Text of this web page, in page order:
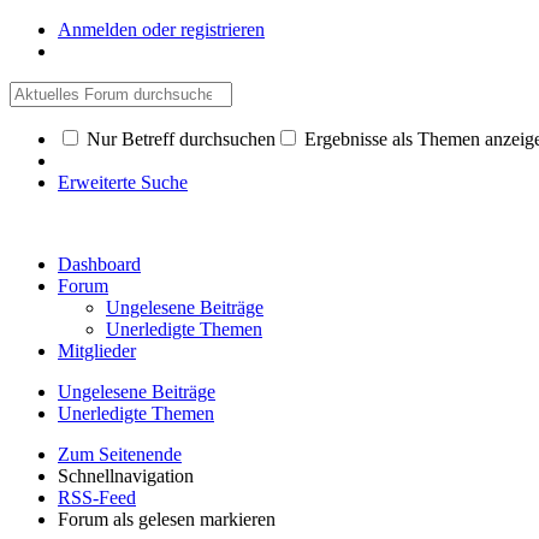
Anmelden oder registrieren
Nur Betreff durchsuchen Ergebnisse als Themen
Erweiterte Suche
Dashboard
Forum
Ungelesene Beiträge
Unerledigte Themen
Mitglieder
Ungelesene Beiträge
Unerledigte Themen
Zum Seitenende
Schnellnavigation
RSS-Feed
Forum als gelesen markieren